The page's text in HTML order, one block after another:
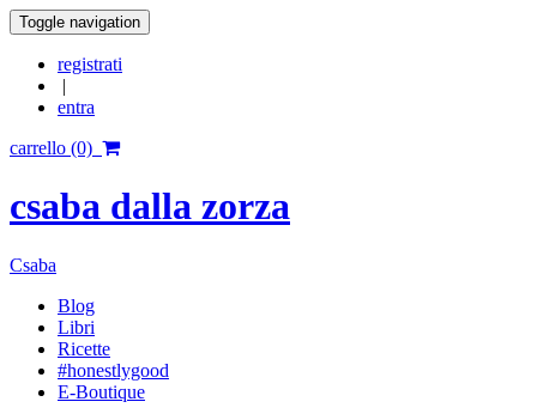
Toggle navigation
registrati
|
entra
carrello (0)
csaba dalla zorza
Csaba
Blog
Libri
Ricette
#honestlygood
E-Boutique